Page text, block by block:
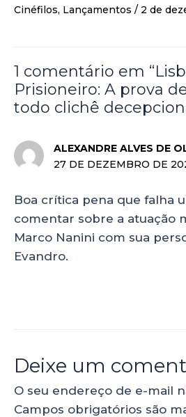
Cinéfilos, Lançamentos / 2 de
1 comentário em
Prisioneiro: A prova
todo clichê
ALEXANDRE ALVES DE
27 DE DEZEMBRO DE
Boa crítica pena que falha
comentar sobre a atuação
Marco Nanini com sua
Evandro.
Deixe um
O seu endereço de e-mail
Campos obrigatórios são